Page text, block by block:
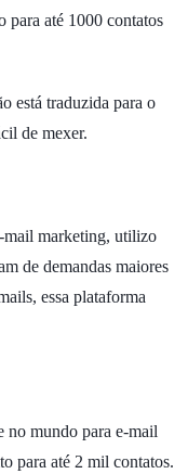
para até 1000 contatos
está traduzida para o
de mexer.
mail marketing, utilizo
de demandas maiores
essa plataforma
no mundo para e-mail
para até 2 mil contatos.